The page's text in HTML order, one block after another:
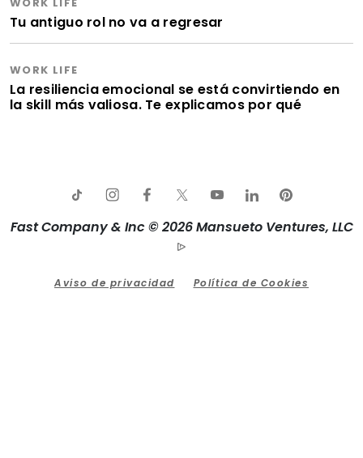
Tu antiguo rol no va a regresar
WORK LIFE
La resiliencia emocional se está convirtiendo en
la skill más valiosa. Te explicamos por qué
Fast Company & Inc © 2026 Mansueto Ventures, LLC
Aviso de privacidad Política de Cookies